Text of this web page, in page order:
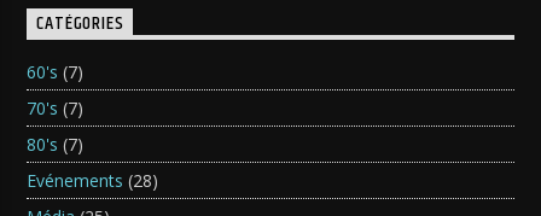
CATÉGORIES
60's (7)
70's (7)
80's (7)
Evénements (28)